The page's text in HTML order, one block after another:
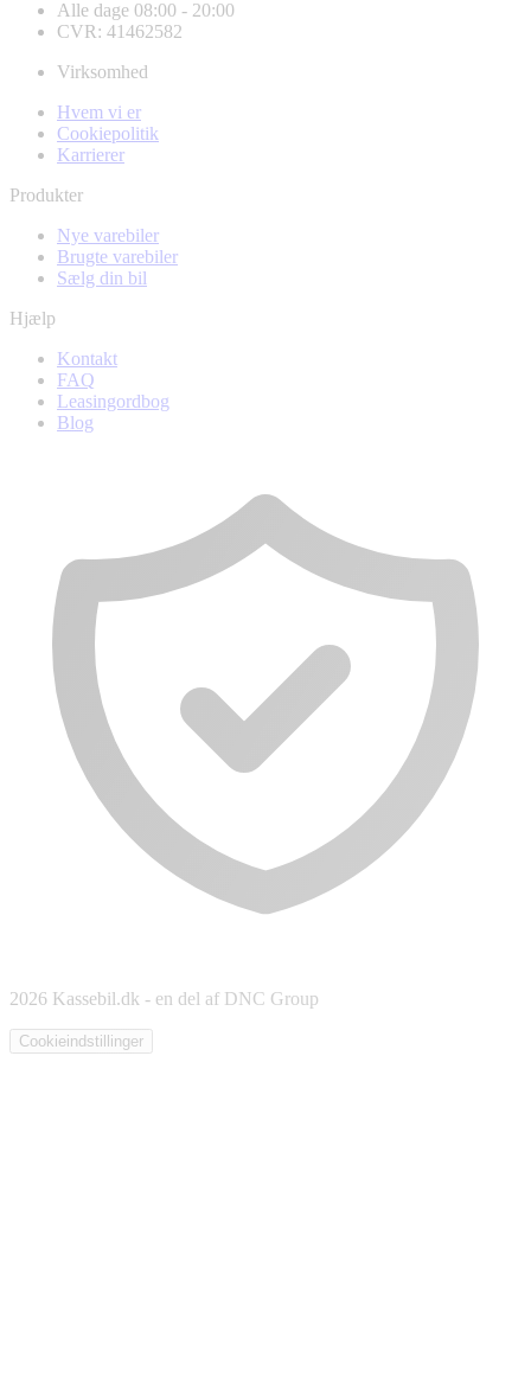
Alle dage 08:00 - 20:00
CVR: 41462582
Virksomhed
Hvem vi er
Cookiepolitik
Karrierer
Produkter
Nye varebiler
Brugte varebiler
Sælg din bil
Hjælp
Kontakt
FAQ
Leasingordbog
Blog
2026 Kassebil.dk - en del af DNC Group
Cookieindstillinger